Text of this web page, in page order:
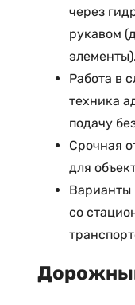
через
рукавом
Работа в
техника
подачу
Срочная
для
Варианты
со